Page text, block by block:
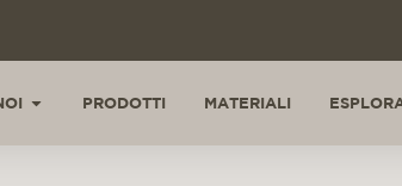
PRODOTTI MATERIALI